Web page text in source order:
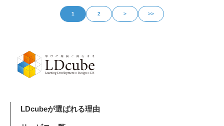
1 2 > >>
LDcubeが選ばれる理由